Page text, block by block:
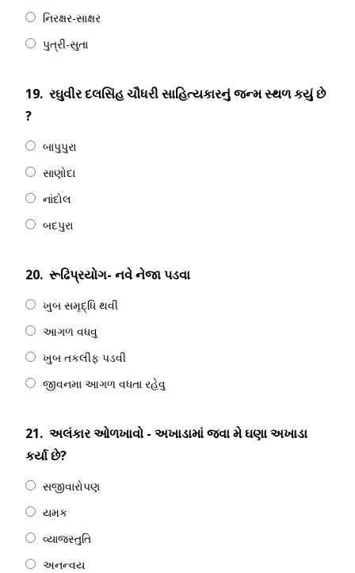
નિરક્ષર-સાક્ષર
પુત્રી-સુતા
19. રઘુવીર દલસિંહ ચૌધરી સાહિત્યકારનું જન્મ સ્થળ કયું છે
?
બાપુપુરા
સાણોદા
નાંદોલ
બદપુરા
20. રૂઢિપ્રયોગ- નવે નેજા પડવા
ખુબ સમૃદ્ધિ થવી
આગળ વધવુ
ખુબ તકલીફ પડવી
જીવનમા આગળ વધતા રહેવુ
21. અલંકાર ઓળખાવો ‌- અખાડામાં જવા મે ઘણા અખાડા
કર્યા છે?
સજીવારોપણ
યમક
વ્યાજસ્તુતિ
અનન્વય